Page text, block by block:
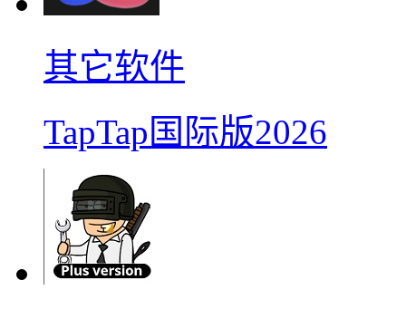
其它软件
TapTap国际版2026